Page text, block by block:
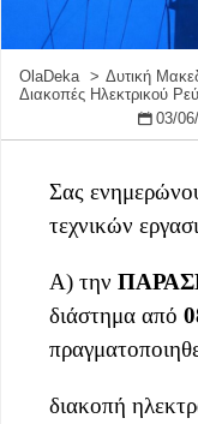
OlaDeka Δυτική
Διακοπές Ηλεκτρικού
03/
Σας
τεχνικών
Α) την
διάστημα από
διακοπή